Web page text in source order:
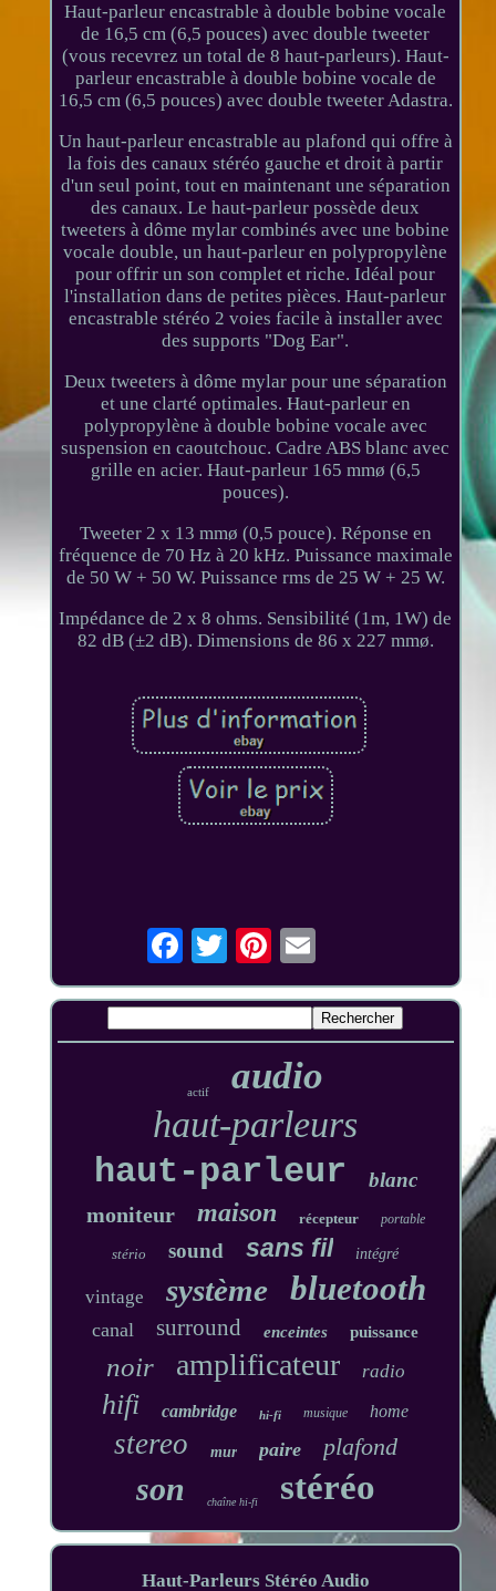
Haut-parleur encastrable à double bobine vocale
de 16,5 cm (6,5 pouces) avec double tweeter
(vous recevrez un total de 8 haut-parleurs). Haut-
parleur encastrable à double bobine vocale de
16,5 cm (6,5 pouces) avec double tweeter Adastra.
Un haut-parleur encastrable au plafond qui offre à
la fois des canaux stéréo gauche et droit à partir
d'un seul point, tout en maintenant une séparation
des canaux. Le haut-parleur possède deux
tweeters à dôme mylar combinés avec une bobine
vocale double, un haut-parleur en polypropylène
pour offrir un son complet et riche. Idéal pour
l'installation dans de petites pièces. Haut-parleur
encastrable stéréo 2 voies facile à installer avec
des supports "Dog Ear".
Deux tweeters à dôme mylar pour une séparation
et une clarté optimales. Haut-parleur en
polypropylène à double bobine vocale avec
suspension en caoutchouc. Cadre ABS blanc avec
grille en acier. Haut-parleur 165 mmø (6,5
pouces).
Tweeter 2 x 13 mmø (0,5 pouce). Réponse en
fréquence de 70 Hz à 20 kHz. Puissance maximale
de 50 W + 50 W. Puissance rms de 25 W + 25 W.
Impédance de 2 x 8 ohms. Sensibilité (1m, 1W) de
82 dB (±2 dB). Dimensions de 86 x 227 mmø.
actif audio
haut-parleurs
haut-parleur
blanc
moniteur maison récepteur portable
stério sound sans fil intégré
vintage système bluetooth
canal surround enceintes puissance
noir amplificateur radio
hifi cambridge hi-fi musique home
stereo mur paire plafond
son chaîne hi-fi stéréo
Haut-Parleurs Stéréo Audio